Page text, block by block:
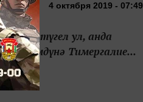
4 октября 2019 - 07:49
клип түгел ул, анда
Хәмдүнә Тимергалие...